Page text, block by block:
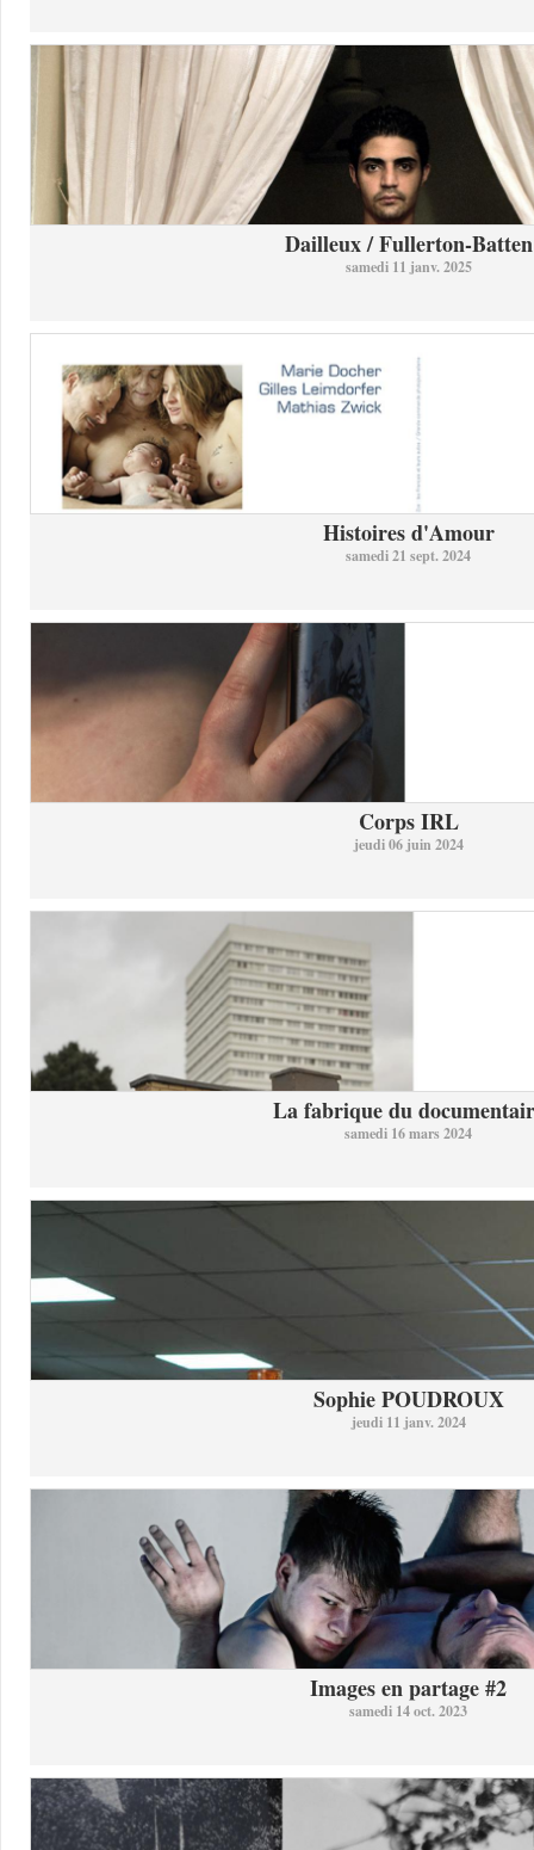
Dailleux / Fullerton-Batten
samedi 11 janv. 2025
Histoires d'Amour
samedi 21 sept. 2024
Corps IRL
jeudi 06 juin 2024
La fabrique du
samedi 16 mars 2024
Sophie POUDROUX
jeudi 11 janv. 2024
Images en partage #2
samedi 14 oct. 2023